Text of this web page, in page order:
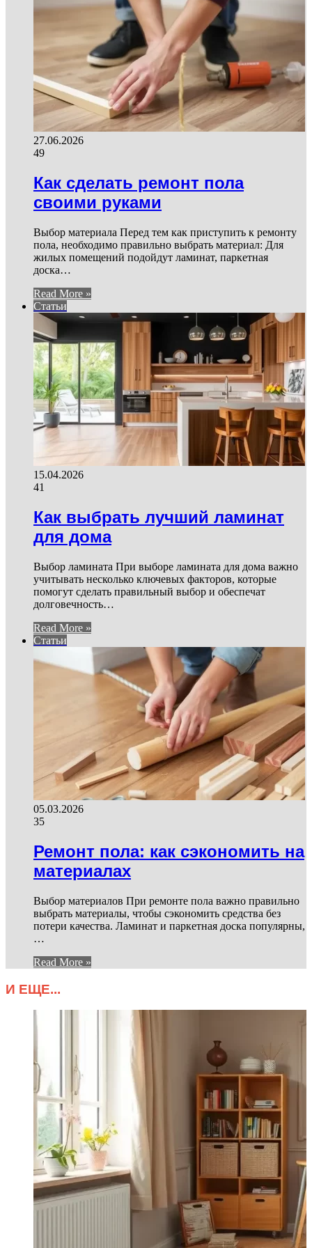
27.06.2026
49
Как сделать ремонт пола
своими руками
Выбор материала Перед тем как приступить к ремонту
пола, необходимо правильно выбрать материал: Для
жилых помещений подойдут ламинат, паркетная
доска…
Read More »
Статьи
15.04.2026
41
Как выбрать лучший ламинат
для дома
Выбор ламината При выборе ламината для дома важно
учитывать несколько ключевых факторов, которые
помогут сделать правильный выбор и обеспечат
долговечность…
Read More »
Статьи
05.03.2026
35
Ремонт пола: как сэкономить на
материалах
Выбор материалов При ремонте пола важно правильно
выбрать материалы, чтобы сэкономить средства без
потери качества. Ламинат и паркетная доска популярны,
…
Read More »
И ЕЩЕ...